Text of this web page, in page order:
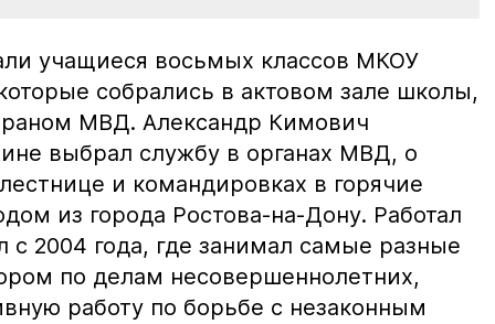
учащиеся восьмых классов МКОУ
собрались в актовом зале школы,
МВД. Александр Кимович
выбрал службу в органах МВД, о
и командировках в горячие
из города Ростова-на-Дону. Работал
с 2004 года, где занимал самые разные
по делам несовершеннолетних,
работу по борьбе с незаконным